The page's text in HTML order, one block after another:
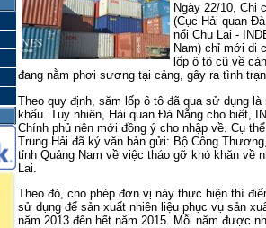
Ngày 22/10, Chi
(Cục Hải quan
nổi Chu Lai -
Nam) chỉ mới di
lốp ô tô cũ về
đang nằm phơi sương tại cảng, gây ra tình
Theo quy định, săm lốp ô tô đã qua sử dụng
khẩu. Tuy nhiên, Hải quan Đà Nẵng cho biết,
Chính phủ nên mới đồng ý cho nhập về. Cụ
Trung Hải đã ký văn bản gửi: Bộ Công
tỉnh Quảng Nam về việc tháo gỡ khó khăn về
Lai.
Theo đó, cho phép đơn vị này thực hiện thí
sử dụng để sản xuất nhiên liệu phục vụ sản
năm 2013 đến hết năm 2015. Mỗi năm được